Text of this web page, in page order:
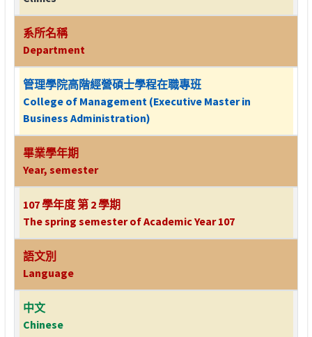
系所名稱
Department
管理學院高階經營碩士學程在職專班
College of Management (Executive Master in
Business Administration)
畢業學年期
Year, semester
107 學年度 第 2 學期
The spring semester of Academic Year 107
語文別
Language
中文
Chinese